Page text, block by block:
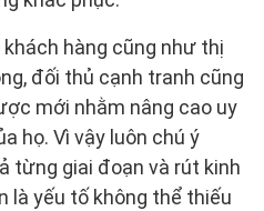
hàng cũng như thị
đối thủ cạnh tranh cũng
mới nhằm nâng cao uy
họ. Vì vậy luôn chú ý
từng giai đoạn và rút kinh
là yếu tố không thể thiếu